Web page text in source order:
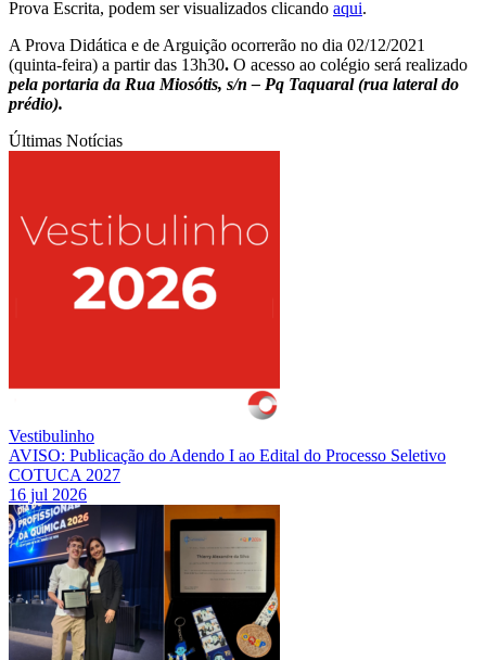
Prova Escrita, podem ser visualizados clicando aqui.
A Prova Didática e de Arguição ocorrerão no dia 02/12/2021
(quinta-feira) a partir das 13h30. O acesso ao colégio será realizado
pela portaria da Rua Miosótis, s/n – Pq Taquaral (rua lateral do
prédio).
Últimas Notícias
Vestibulinho
AVISO: Publicação do Adendo I ao Edital do Processo Seletivo
COTUCA 2027
16 jul 2026